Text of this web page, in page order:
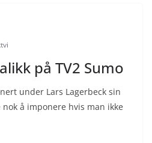
på TV2 Sumo
under Lars Lagerbeck sin
å imponere hvis man ikke